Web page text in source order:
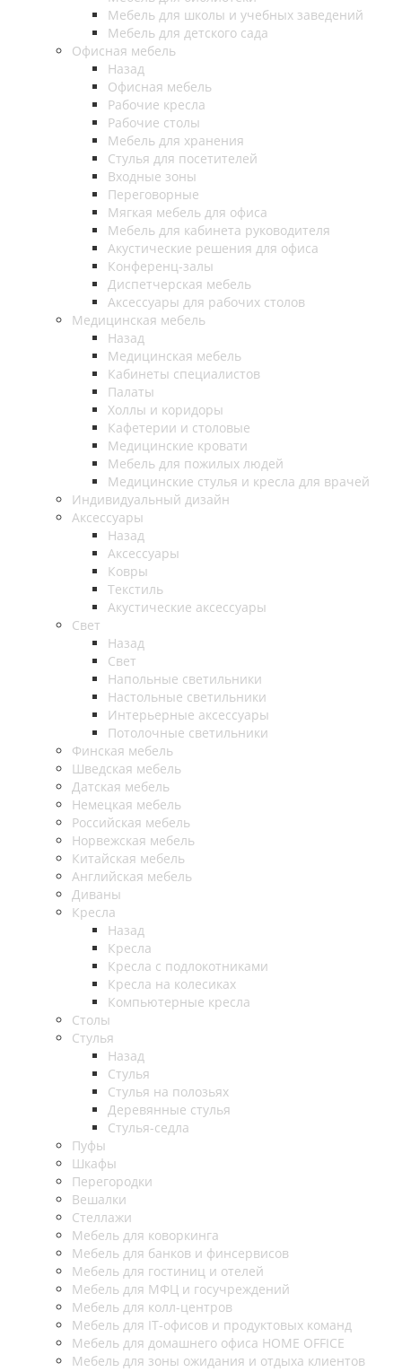
Мебель для школы и учебных заведений
Мебель для детского сада
Офисная мебель
Назад
Офисная мебель
Рабочие кресла
Рабочие столы
Мебель для хранения
Стулья для посетителей
Входные зоны
Переговорные
Мягкая мебель для офиса
Мебель для кабинета руководителя
Акустические решения для офиса
Конференц-залы
Диспетчерская мебель
Аксессуары для рабочих столов
Медицинская мебель
Назад
Медицинская мебель
Кабинеты специалистов
Палаты
Холлы и коридоры
Кафетерии и столовые
Медицинские кровати
Мебель для пожилых людей
Медицинские стулья и кресла для врачей
Индивидуальный дизайн
Аксессуары
Назад
Аксессуары
Ковры
Текстиль
Акустические аксессуары
Свет
Назад
Свет
Напольные светильники
Настольные светильники
Интерьерные аксессуары
Потолочные светильники
Финская мебель
Шведская мебель
Датская мебель
Немецкая мебель
Российская мебель
Норвежская мебель
Китайская мебель
Английская мебель
Диваны
Кресла
Назад
Кресла
Кресла с подлокотниками
Кресла на колесиках
Компьютерные кресла
Столы
Стулья
Назад
Стулья
Стулья на полозьях
Деревянные стулья
Стулья-седла
Пуфы
Шкафы
Перегородки
Вешалки
Стеллажи
Мебель для коворкинга
Мебель для банков и финсервисов
Мебель для гостиниц и отелей
Мебель для МФЦ и госучреждений
Мебель для колл-центров
Мебель для IT-офисов и продуктовых команд
Мебель для домашнего офиса HOME OFFICE
Мебель для зоны ожидания и отдыха клиентов